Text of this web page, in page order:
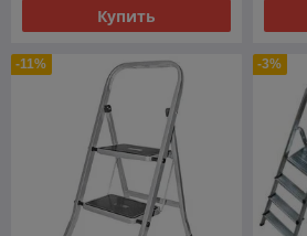
Купить
-11% -3%